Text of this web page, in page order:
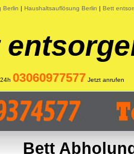
Berlin | Haushaltsauflösung Berlin | Bett
24h 03060977577 Jetzt anrufen
Bett